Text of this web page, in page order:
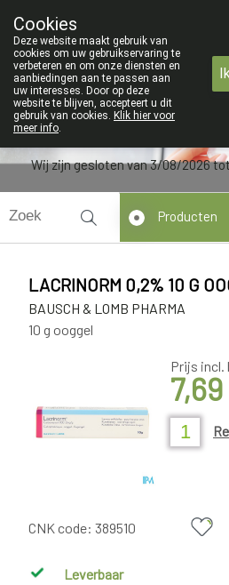
09 228 32 36
Wij zijn gesloten van 3/08/2026
Producten
LACRINORM 0,2% 10 G
BAUSCH & LOMB PHARMA
10 g ooggel
Prijs incl.
CNK code: 389510
Leverbaar
Cookies
Deze website maakt gebruik van
cookies om uw gebruikservaring te
verbeteren en om onze diensten en
aanbiedingen aan te passen aan
uw interesses. Door op deze
website te blijven, accepteert u dit
gebruik van cookies. Klik hier voor
meer info.